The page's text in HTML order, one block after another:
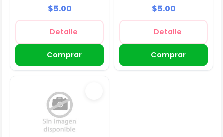
para Fiestas y
Scrapbooking
$5.00
Detalle
Comprar
Fiestas
$5.00
Detalle
Comprar